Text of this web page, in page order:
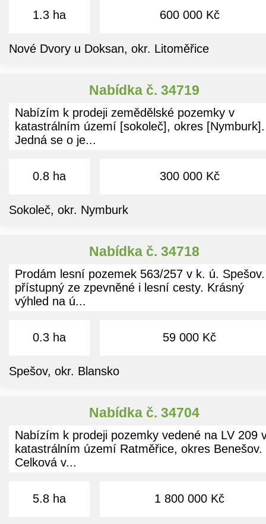
1.3 ha 600 000 Kč
Nové Dvory u Doksan, okr. Litoměřice
Nabídka č. 34719
Nabízím k prodeji zemědělské pozemky v
katastrálním území [sokoleč], okres [Nymburk].
Jedná se o je...
0.8 ha 300 000 Kč
Sokoleč, okr. Nymburk
Nabídka č. 34718
Prodám lesní pozemek 563/257 v k. ú. Spešov.
přístupný ze zpevněné i lesní cesty. Krásný
výhled na ú...
0.3 ha 59 000 Kč
Spešov, okr. Blansko
Nabídka č. 34704
Nabízím k prodeji pozemky vedené na LV 209
katastrálním území Ratměřice, okres Benešov.
Celková v...
5.8 ha 1 800 000 Kč